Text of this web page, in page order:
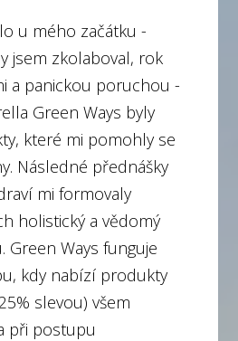
u mého začátku -
jsem zkolaboval, rok
a panickou poruchou -
Green Ways byly
které mi pomohly se
Následné přednášky
mi formovaly
holistický a vědomý
Green Ways funguje
kdy nabízí produkty
slevou) všem
při postupu